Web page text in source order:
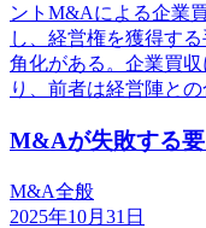
ントM&Aによる企業
し、経営権を獲得す
角化がある。企業買
り、前者は経営陣と
M&Aが失敗する
M&A全般
2025年10月31日